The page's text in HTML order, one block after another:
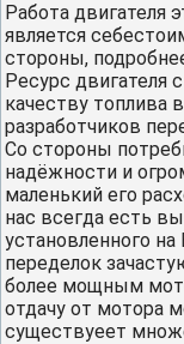
Работа двигателя
является
стороны,
Ресурс двигателя
качеству
разработчиков
Со стороны
надёжности и
маленький его
нас всегда есть
установленного
переделок
более мощным
отдачу от мотора
существуеет